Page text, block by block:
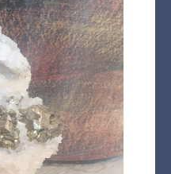
Wunschliste
Mein Konto
Kasse
Warenkorb
Kreta Keramik und weitere
Spezialitäten